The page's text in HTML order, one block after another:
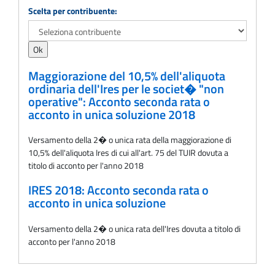
Adempimento
Scelta per contribuente:
Maggiorazione del 10,5% dell'aliquota
ordinaria dell'Ires per le societ� "non
operative": Acconto seconda rata o
acconto in unica soluzione 2018
Versamento della 2� o unica rata della maggiorazione di
10,5% dell'aliquota Ires di cui all'art. 75 del TUIR dovuta a
titolo di acconto per l'anno 2018
IRES 2018: Acconto seconda rata o
acconto in unica soluzione
Versamento della 2� o unica rata dell'Ires dovuta a titolo di
acconto per l'anno 2018